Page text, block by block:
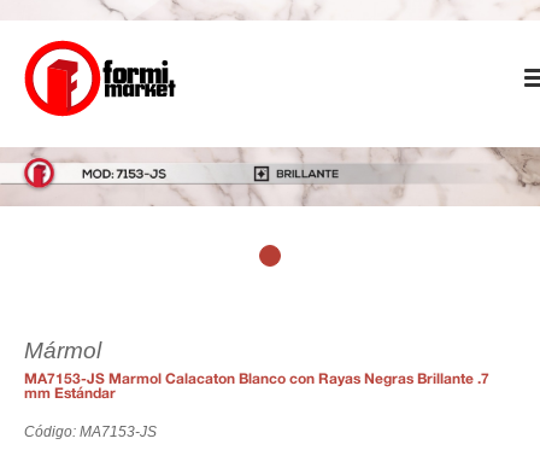
Mármol
MA7153-JS Marmol Calacaton Blanco con Rayas Negras Brillante .7
mm Estándar
Código: MA7153-JS